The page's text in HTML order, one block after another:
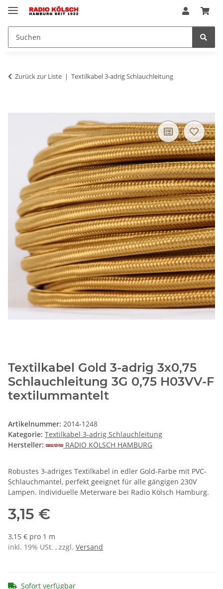
Zurück zur Liste Textilkabel 3-adrig Schlauchleitung
Textilkabel Gold 3-adrig 3x0,75
Schlauchleitung 3G 0,75 H03VV-F
textilummantelt
Artikelnummer: 2014-1248
Kategorie: Textilkabel 3-adrig Schlauchleitung
Hersteller:
RADIO KÖLSCH HAMBURG
Robustes 3-adriges Textilkabel in edler Gold-Farbe mit PVC-
Schlauchmantel, perfekt geeignet für alle gängigen 230V
Lampen. Individuelle Meterware bei Radio Kölsch Hamburg.
3,15 €
3,15 € pro 1 m
inkl. 19% USt. , zzgl. Versand
Sofort verfügbar